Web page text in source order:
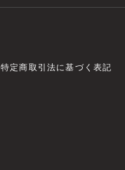
特定商取引法に基づく表記